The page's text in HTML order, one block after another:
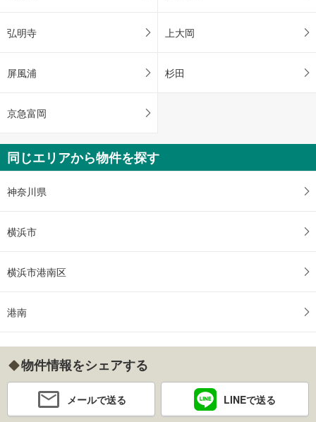
弘明寺 上大岡
屏風浦 杉田
京急富岡
同じエリアから物件を探す
神奈川県
横浜市
横浜市港南区
港南
物件情報をシェアする
メールで送る LINEで送る